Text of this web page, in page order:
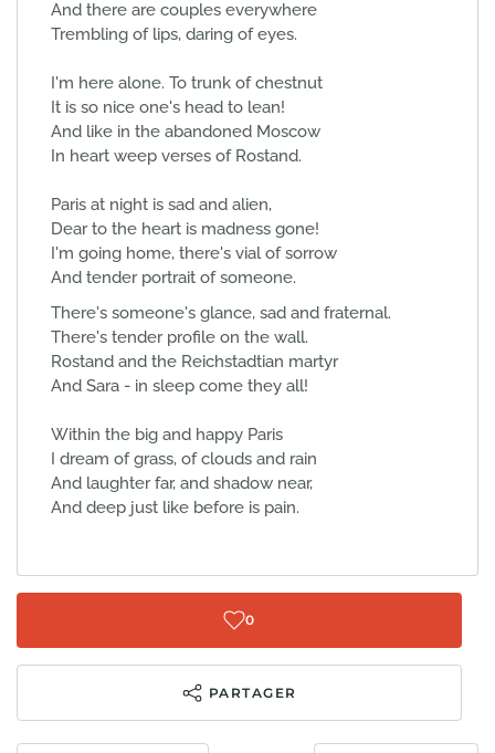
And there are couples everywhere
Trembling of lips, daring of eyes.
I'm here alone. To trunk of chestnut
It is so nice one's head to lean!
And like in the abandoned Moscow
In heart weep verses of Rostand.
Paris at night is sad and alien,
Dear to the heart is madness gone!
I'm going home, there's vial of sorrow
And tender portrait of someone.
There's someone's glance, sad and fraternal.
There's tender profile on the wall.
Rostand and the Reichstadtian martyr
And Sara - in sleep come they all!
Within the big and happy Paris
I dream of grass, of clouds and rain
And laughter far, and shadow near,
And deep just like before is pain.
0
PARTAGER